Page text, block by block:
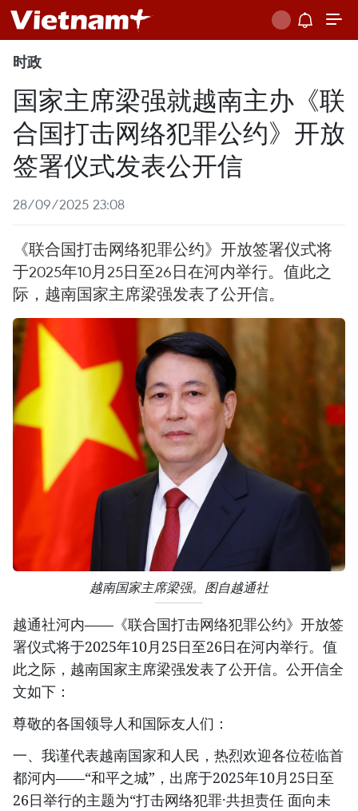
时政
国家主席梁强就越南主办《联
合国打击网络犯罪公约》开放
签署仪式发表公开信
28/09/2025 23:08
《联合国打击网络犯罪公约》开放签署仪式将
于2025年10月25日至26日在河内举行。值此之
际，越南国家主席梁强发表了公开信。
越南国家主席梁强。图自越通社
越通社河内——《联合国打击网络犯罪公约》开放签
署仪式将于2025年10月25日至26日在河内举行。值
此之际，越南国家主席梁强发表了公开信。公开信全
文如下：
尊敬的各国领导人和国际友人们：
一、我谨代表越南国家和人民，热烈欢迎各位莅临首
都河内——“和平之城”，出席于2025年10月25日至
26日举行的主题为“打击网络犯罪·共担责任 面向未